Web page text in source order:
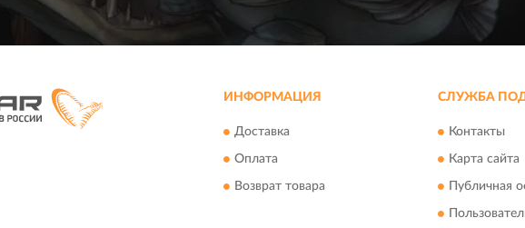
ИНФОРМАЦИЯ
Доставка
Оплата
Возврат товара
СЛУЖБА
Контакты
Карта сайта
Публичная